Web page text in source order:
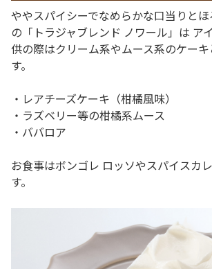
ややスパイシーでなめらかな口当りと
の「トラジャブレンド ノワール」は ア
供の際はクリーム系やムース系のケー
す。
・レアチーズケーキ（柑橘風味）
・ラズベリー等の柑橘系ムース
・ババロア
お食事はボンゴレ ロッソやスパイスカ
す。